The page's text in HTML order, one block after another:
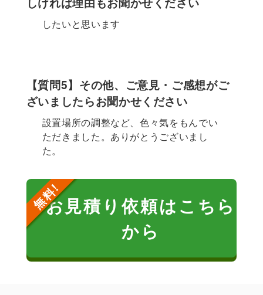
したいと思います
【質問5】その他、ご意見・ご感想がご
ざいましたらお聞かせください
設置場所の調整など、色々気をもんでい
ただきました。ありがとうございまし
た。
お見積り依頼はこちら
から